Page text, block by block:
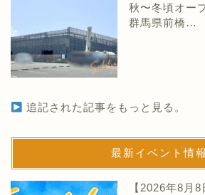
秋〜冬頃オー
群馬県前橋…
追記された記事をもっと見る。
最新イベント情報
【2026年8月